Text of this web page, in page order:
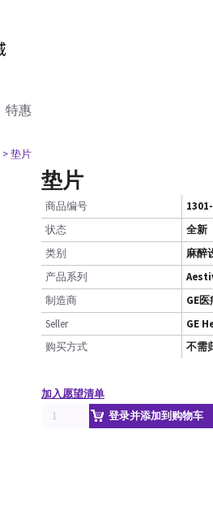
特惠
> 垫片
垫片
商品编号
状态
全新
类别
麻醉
产品系列
制造商
GE医
Seller
GE
购买方式
不需
加入愿望清单
登录并添加到购物车